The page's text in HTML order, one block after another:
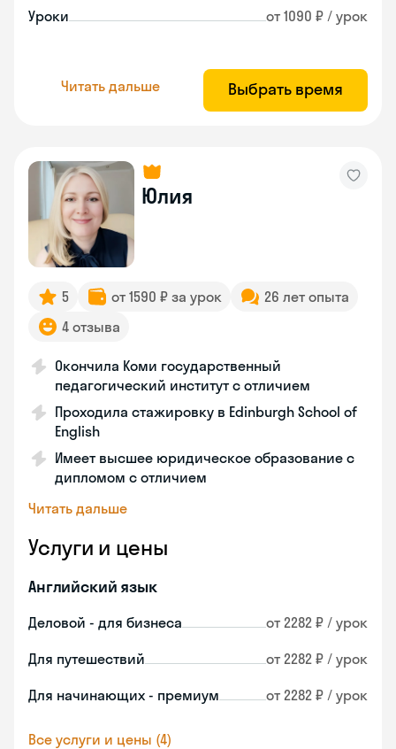
Уроки от 1090 ₽ / урок
Читать дальше Выбрать время
Юлия
5 от 1590 ₽ за урок
26 лет опыта
4 отзыва
Окончила Коми государственный
педагогический институт с отличием
Проходила стажировку в Edinburgh School of
English
Имеет высшее юридическое образование с
дипломом с отличием
Читать дальше
Услуги и цены
Английский язык
Деловой - для бизнеса от 2282 ₽ / урок
Для путешествий от 2282 ₽ / урок
Для начинающих - премиум от 2282 ₽ / урок
Все услуги и цены (4)